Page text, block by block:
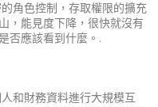
角色控制，存取權限的擴充
，能見度下降，很快就沒有
否應該看到什麼。.
和財務資料進行大規模互